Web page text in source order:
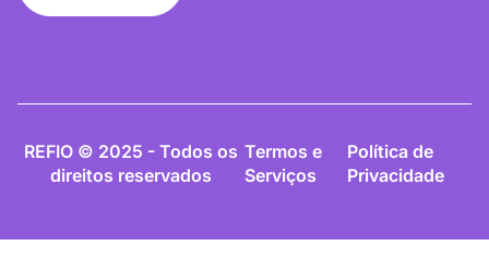
REFIO © 2025 - Todos os
direitos reservados
Termos e
Serviços
Política de
Privacidade